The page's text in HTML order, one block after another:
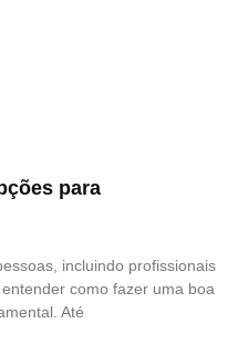
para
incluindo profissionais
como fazer uma boa
Até